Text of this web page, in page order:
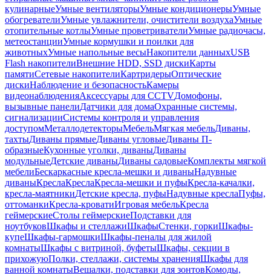
кулинарныеУмные вентиляторыУмные кондиционерыУмные
обогревателиУмные увлажнители, очистители воздухаУмные
отопительные котлыУмные проветривателиУмные радиочасы,
метеостанцииУмные кормушки и поилки для
животныхУмные напольные весыНакопители данныхUSB
Flash накопителиВнешние HDD, SSD дискиКарты
памятиСетевые накопителиКартридерыОптические
дискиНаблюдение и безопасностьКамеры
видеонаблюденияАксессуары для CCTVДомофоны,
вызывные панелиДатчики для домаОхранные системы,
сигнализацииСистемы контроля и управления
доступомМеталлодетекторыМебельМягкая мебельДиваны,
тахтыДиваны прямыеДиваны угловыеДиваны П-
образныеКухонные уголки, диваныДиваны
модульныеДетские диваныДиваны садовыеКомплекты мягкой
мебелиБескаркасные кресла-мешки и диваныНадувные
диваныКреслаКреслаКресла-мешки и пуфыКресла-качалки,
кресла-маятникиДетские кресла, пуфыНадувные креслаПуфы,
оттоманкиКресла-кроватиИгровая мебельКресла
геймерскиеСтолы геймерскиеПодставки для
ноутбуковШкафы и стеллажиШкафыСтенки, горкиШкафы-
купеШкафы-гармошкиШкафы-пеналы для жилой
комнатыШкафы с витриной, буфетыШкафы, секции в
прихожуюПолки, стеллажи, системы храненияШкафы для
ванной комнатыВешалки, подставки для зонтовКомоды,